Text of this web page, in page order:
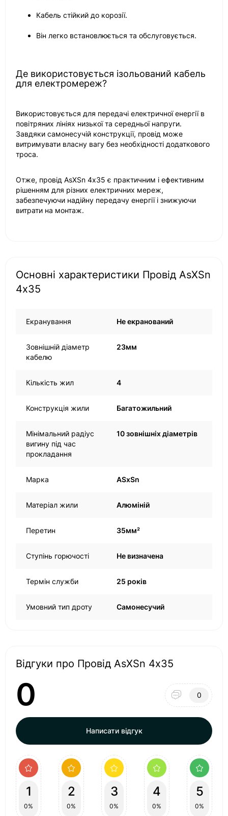
Кабель стійкий до корозії.
Він легко встановлюється та обслуговується.
Де використовується ізольований кабель
для електромереж?
Використовується для передачі електричної енергії в
повітряних лініях низької та середньої напруги.
Завдяки самонесучій конструкції, провід може
витримувати власну вагу без необхідності додаткового
троса.
Отже, провід AsXSn 4х35 є практичним і ефективним
рішенням для різних електричних мереж,
забезпечуючи надійну передачу енергії і знижуючи
витрати на монтаж.
Основні характеристики Провід AsXSn
4х35
Екранування Не екранований
Зовнішній діаметр
кабелю
23мм
Кількість жил 4
Конструкція жили Багатожильний
Мінімальний радіус
вигину під час
прокладання
10 зовнішніх діаметрів
Марка ASxSn
Матеріал жили Алюміній
Перетин 35мм²
Ступінь горючості Не визначена
Термін служби 25 років
Умовний тип дроту Самонесучий
Відгуки про Провід AsXSn 4х35
0 0
Написати відгук
1
0%
2
0%
3
0%
4
0%
5
0%